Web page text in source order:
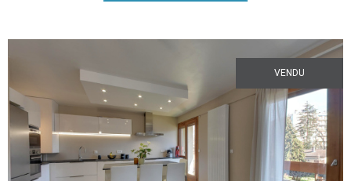
VENDU